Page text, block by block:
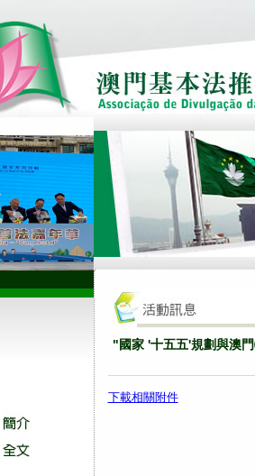
"國家 '十五五'規劃與澳
下載相關附件